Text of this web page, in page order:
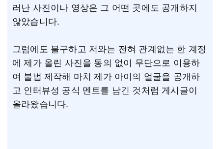
러난 사진이나 영상은 그 어떤 곳에도 공개하지
않았습니다.
그럼에도 불구하고 저와는 전혀 관계없는 한 계정
에 제가 올린 사진을 동의 없이 무단으로 이용하
여 불법 제작해 마치 제가 아이의 얼굴을 공개하
고 인터뷰성 공식 멘트를 남긴 것처럼 게시글이
올라왔습니다.